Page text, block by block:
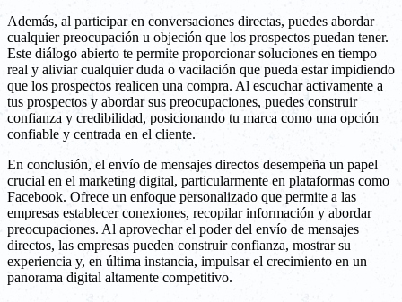
Además, al participar en conversaciones directas, puedes abordar
cualquier preocupación u objeción que los prospectos puedan tener.
Este diálogo abierto te permite proporcionar soluciones en tiempo
real y aliviar cualquier duda o vacilación que pueda estar impidiendo
que los prospectos realicen una compra. Al escuchar activamente a
tus prospectos y abordar sus preocupaciones, puedes construir
confianza y credibilidad, posicionando tu marca como una opción
confiable y centrada en el cliente.
En conclusión, el envío de mensajes directos desempeña un papel
crucial en el marketing digital, particularmente en plataformas como
Facebook. Ofrece un enfoque personalizado que permite a las
empresas establecer conexiones, recopilar información y abordar
preocupaciones. Al aprovechar el poder del envío de mensajes
directos, las empresas pueden construir confianza, mostrar su
experiencia y, en última instancia, impulsar el crecimiento en un
panorama digital altamente competitivo.